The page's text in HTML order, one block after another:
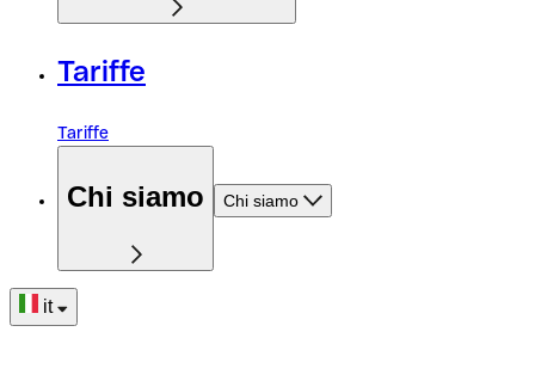
Tariffe
Tariffe
Chi siamo Chi siamo
it